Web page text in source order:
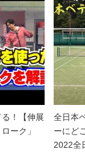
る！【伸展
ーク」
全日本
ーにど
2022全